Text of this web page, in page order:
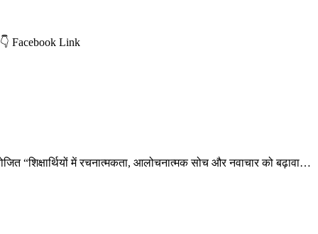
Facebook Link
“शिक्षार्थियों में रचनात्मकता, आलोचनात्मक सोच और नवाचार को बढ़ावा…